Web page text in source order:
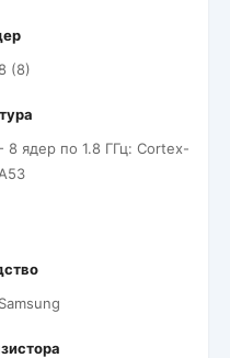
(8)
- 8 ядер по 1.8 ГГц: Cortex-
A53
Samsung